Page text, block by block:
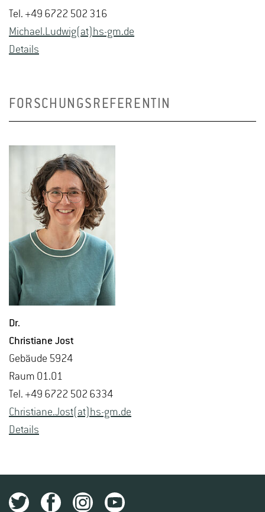
Tel. +49 6722 502 316
Mi­cha­el.Lud­wig(at)hs-​gm.​de
De­tails
FORSCHUNGSREFERENTIN
Dr.
Chris­tia­ne Jost
Ge­bäu­de 5924
Raum 01.01
Tel. +49 6722 502 6334
Chris­tia­ne.Jost(at)hs-​gm.​de
De­tails